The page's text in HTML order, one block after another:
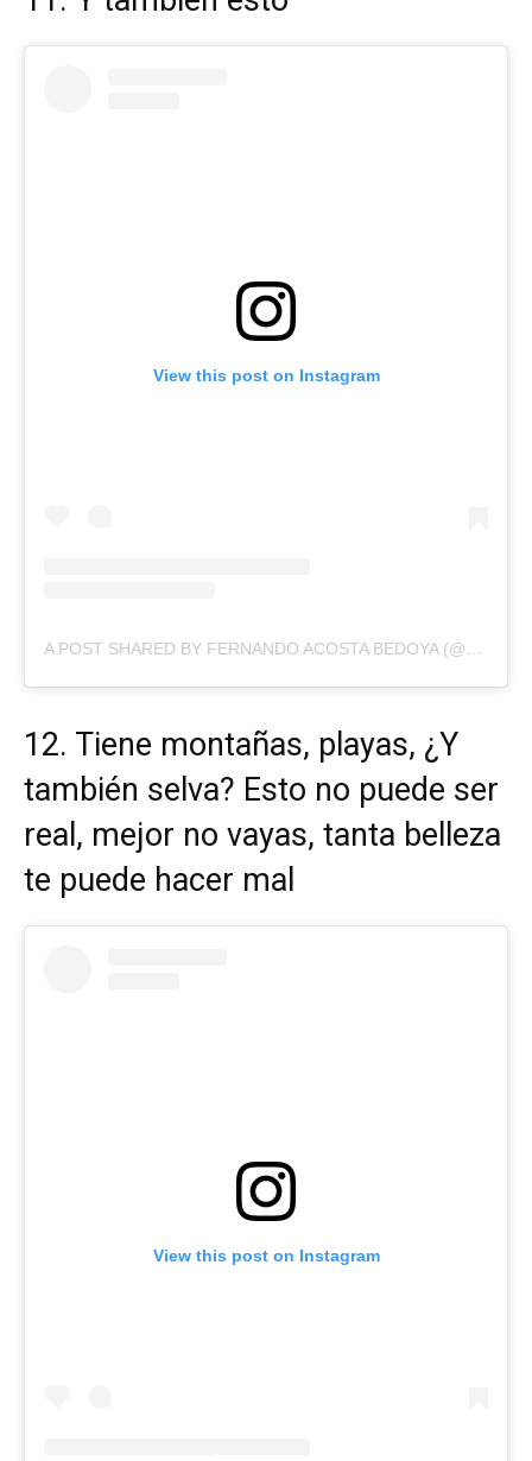
View this post on Instagram
A POST SHARED BY FERNANDO ACOSTA BEDOYA (@77RADIO)
12. Tiene montañas, playas, ¿Y
también selva? Esto no puede ser
real, mejor no vayas, tanta belleza
te puede hacer mal
View this post on Instagram